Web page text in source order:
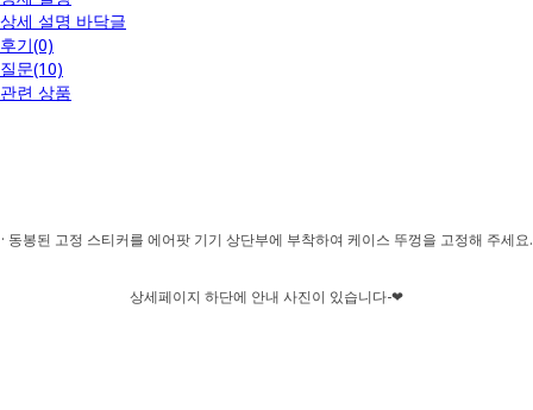
상세 설명 바닥글
후기(0)
질문(10)
관련 상품
· 동봉된 고정 스티커를 에어팟 기기 상단부에 부착하여 케이스 뚜껑을 고정해 주세요.
상세페이지 하단에 안내 사진이 있습니다-❤︎